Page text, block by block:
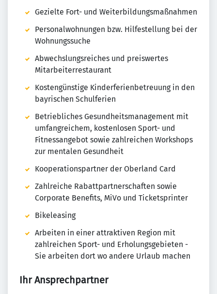
Gezielte Fort- und Weiterbildungsmaßnahmen
Personalwohnungen bzw. Hilfestellung bei der
Wohnungssuche
Abwechslungsreiches und preiswertes
Mitarbeiterrestaurant
Kostengünstige Kinderferienbetreuung in den
bayrischen Schulferien
Betriebliches Gesundheitsmanagement mit
umfangreichem, kostenlosen Sport- und
Fitnessangebot sowie zahlreichen Workshops
zur mentalen Gesundheit
Kooperationspartner der Oberland Card
Zahlreiche Rabattpartnerschaften sowie
Corporate Benefits, MiVo und Ticketsprinter
Bikeleasing
Arbeiten in einer attraktiven Region mit
zahlreichen Sport- und Erholungsgebieten -
Sie arbeiten dort wo andere Urlaub machen
Ihr Ansprechpartner